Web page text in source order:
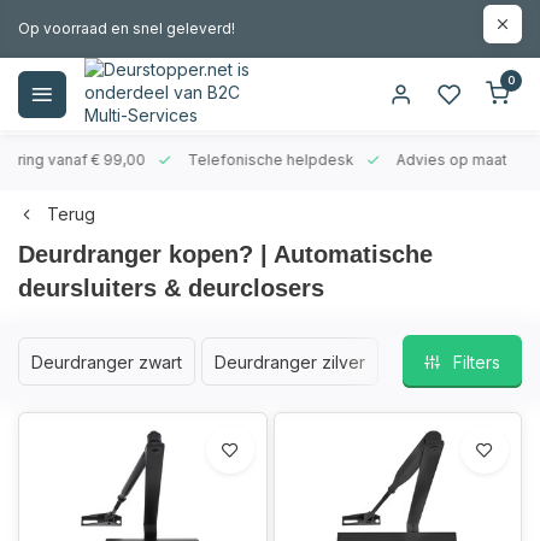
Op voorraad en snel geleverd!
0
vanaf € 99,00 Telefonische helpdesk Advies op maat
Terug
Deurdranger kopen? | Automatische
deursluiters & deurclosers
Deurdranger zwart Deurdranger zilver Filters